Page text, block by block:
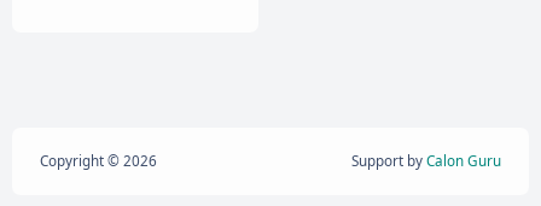
Copyright © 2026 Support byCalon Guru